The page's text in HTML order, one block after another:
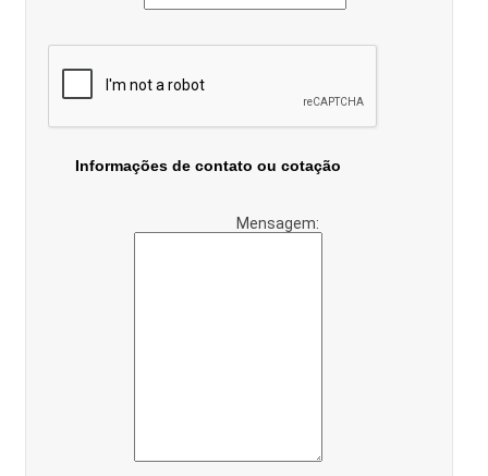
Informações de contato ou cotação
Mensagem: